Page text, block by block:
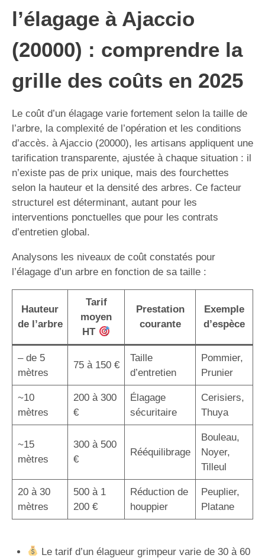
l’élagage à Ajaccio
(20000) : comprendre la
grille des coûts en 2025
Le coût d’un élagage varie fortement selon la taille de
l’arbre, la complexité de l’opération et les conditions
d’accès. à Ajaccio (20000), les artisans appliquent une
tarification transparente, ajustée à chaque situation : il
n’existe pas de prix unique, mais des fourchettes
selon la hauteur et la densité des arbres. Ce facteur
structurel est déterminant, autant pour les
interventions ponctuelles que pour les contrats
d’entretien global.
Analysons les niveaux de coût constatés pour
l’élagage d’un arbre en fonction de sa taille :
Hauteur
de l’arbre
Tarif
moyen
HT
Prestation
courante
Exemple
d’espèce
– de 5
mètres
75 à 150 €
Taille
d’entretien
Pommier,
Prunier
~10
mètres
200 à 300
€
Élagage
sécuritaire
Cerisiers,
Thuya
~15
mètres
300 à 500
€
Rééquilibrage
Bouleau,
Noyer,
Tilleul
20 à 30
mètres
500 à 1
200 €
Réduction de
houppier
Peuplier,
Platane
Le tarif d’un élagueur grimpeur varie de 30 à 60